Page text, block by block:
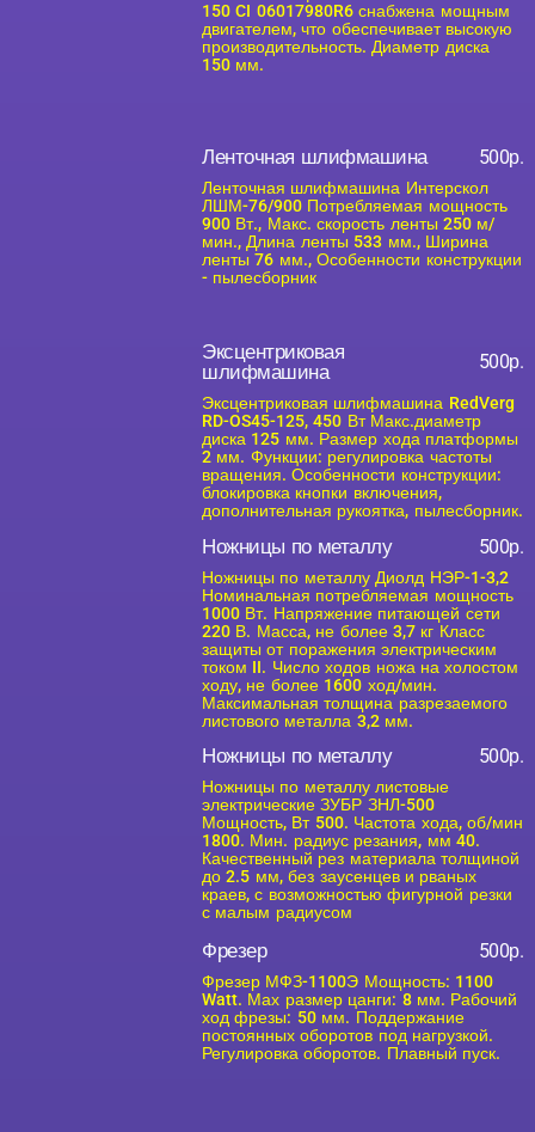
150 CI 06017980R6 снабжена мощным
двигателем, что обеспечивает высокую
производительность. Диаметр диска
150 мм.
Ленточная шлифмашина 500р.
Ленточная шлифмашина Интерскол
ЛШМ-76/900 Потребляемая мощность
900 Вт., Макс. скорость ленты 250 м/
мин., Длина ленты 533 мм., Ширина
ленты 76 мм., Особенности конструкции
- пылесборник
Эксцентриковая
шлифмашина
500р.
Эксцентриковая шлифмашина RedVerg
RD-OS45-125, 450 Вт Макс.диаметр
диска 125 мм. Размер хода платформы
2 мм. Функции: регулировка частоты
вращения. Особенности конструкции:
блокировка кнопки включения,
дополнительная рукоятка, пылесборник.
Ножницы по металлу 500р.
Ножницы по металлу Диолд НЭР-1-3,2
Номинальная потребляемая мощность
1000 Вт. Напряжение питающей сети
220 В. Масса, не более 3,7 кг Класс
защиты от поражения электрическим
током II. Число ходов ножа на холостом
ходу, не более 1600 ход/мин.
Максимальная толщина разрезаемого
листового металла 3,2 мм.
Ножницы по металлу 500р.
Ножницы по металлу листовые
электрические ЗУБР ЗНЛ-500
Мощность, Вт 500. Частота хода, об/мин
1800. Мин. радиус резания, мм 40.
Качественный рез материала толщиной
до 2.5 мм, без заусенцев и рваных
краев, с возможностью фигурной резки
с малым радиусом
Фрезер 500р.
Фрезер МФЗ-1100Э Мощность: 1100
Watt. Мах размер цанги: 8 мм. Рабочий
ход фрезы: 50 мм. Поддержание
постоянных оборотов под нагрузкой.
Регулировка оборотов. Плавный пуск.